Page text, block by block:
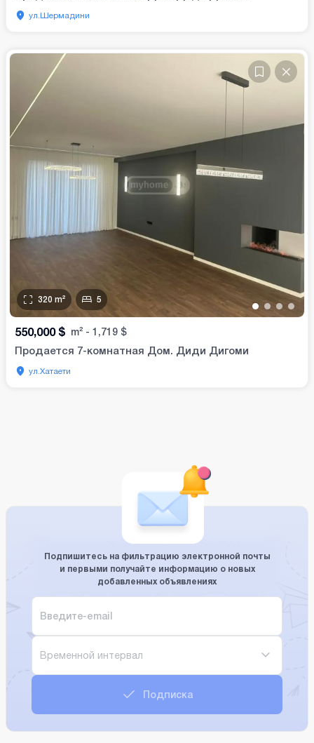
ул.Шермадини
• •• •
320 m² 5
550,000 $ m² - 1,719 $
Продается 7-комнатная Дом. Диди Дигоми
ул.Хатаети
Подпишитесь на фильтрацию электронной почты
и первыми получайте информацию о новых
добавленных объявлениях
Временной интервал
Подписка